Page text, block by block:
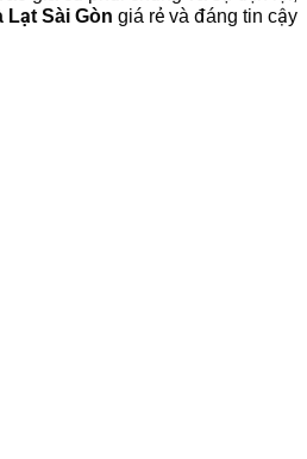
Lạt Sài Gòn giá rẻ và đáng tin cậy